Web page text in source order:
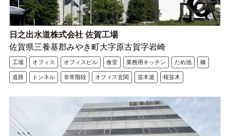
日之出水道株式会社 佐賀工場
佐賀県三養基郡みやき町大字原古賀字岩崎
工場 オフィス オフィスビル 食堂 業務用キッチン ため池 橋
道路 トンネル 非常階段 オフィス玄関 並木道 桜並木